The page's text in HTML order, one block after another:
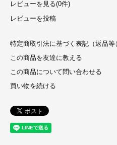
レビューを見る(0件)
レビューを投稿
特定商取引法に基づく表記（返品等
この商品を友達に教える
この商品について問い合わせる
買い物を続ける